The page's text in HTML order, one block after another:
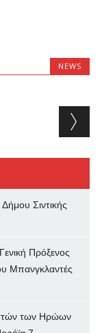
NEWS
Σιντικής
Πρόξενος
Μπανγκλαντές
των Ηρώων